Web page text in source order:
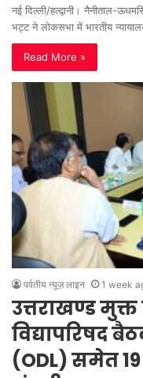
नई दिल्ली/हल्द्वानी। नैनीताल-
भट्ट ने लोकसभा में भारतीय
Read More »
पर्वतीय न्यूज़ लाइन 1 week
उत्तराखण्ड मुक्त
विद्यापरिषद
(ODL) समेत 19